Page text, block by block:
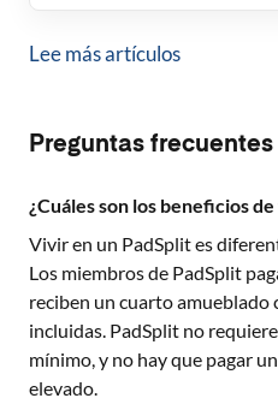
Lee más artículos
Preguntas frecuentes
¿Cuáles son los beneficios
Vivir en un PadSplit es
Los miembros de PadSplit
reciben un cuarto
incluidas. PadSplit no
mínimo, y no hay que pagar
elevado.